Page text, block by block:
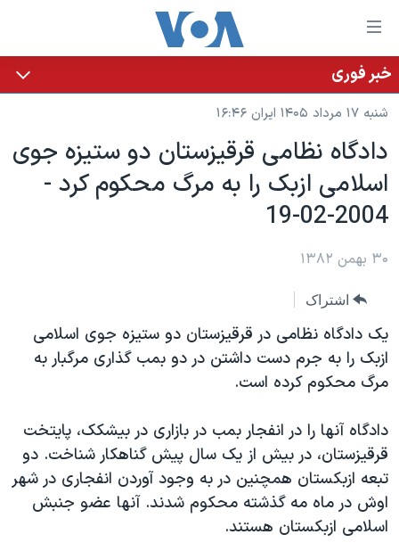
لینکهای
قابل
دسترسی
جهش
محتوای
اصلی
جهش
صفحه
جهش
جستجو
خانه
نسخه سبک وب‌سایت
موضوع ها
ایران
آمریکا
جهان
ویژه برنامه‌ها
ویدیوها
حقوق شهروندی
اقتصادی
علم و فناوری
برنامه های تلویزیونی
جدول برنامه ها
صفحه‌های ویژه
۲۵۰سالگی آمریکا
بایگانی برنامه‌های تلویزیونی
انتخابات ریاست جمهوری آمریکا ۲۰۲۴
حمله جمهوری اسلامی به اسرائیل
رمز مهسا
فرکانس‌های صدای آمریکا
پخش رادیویی
یادگیری زبان انگلیسی
زبانهای مختلف
خبر فوری
شنبه ۱۷ مرداد ۱۴۰۵ ایران ۱۶:۴۶
دادگاه نظامی قرقيزستان دو ستيزه جوی
اسلامی ازبک را به مرگ محکوم کرد -
2004-02-19
۳۰ بهمن ۱۳۸۲
اشتراک
يک دادگاه نظامی در قرقيزستان دو ستيزه جوی اسلامی
ازبک را به جرم دست داشتن در دو بمب گذاری مرگبار به
مرگ محکوم کرده است.
دادگاه آنها را در انفجار بمب در بازاری در بيشکک، پايتخت
قرقيزستان، در بيش از يک سال پيش گناهکار شناخت. دو
تبعه ازبکستان همچنين در به وجود آوردن انفجاری در شهر
اوش در ماه مه گذشته محکوم شدند. آنها عضو جنبش
اسلامی ازبکستان هستند.